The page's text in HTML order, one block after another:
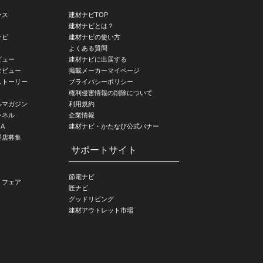
ビ
ュー
ビュー
トーリー
ガジン
ネル
店募集
フェア
建材ナビTOP
建材ナビとは？
建材ナビの使い方
よくある質問
建材ナビに出展する
掲載メーカーマイページ
プライバシーポリシー
権利侵害情報の削除について
利用規約
企業情報
建材ナビ・かたなび公式バナー
サポートサイト
節電ナビ
匠ナビ
グッドリビング
建材アウトレット市場